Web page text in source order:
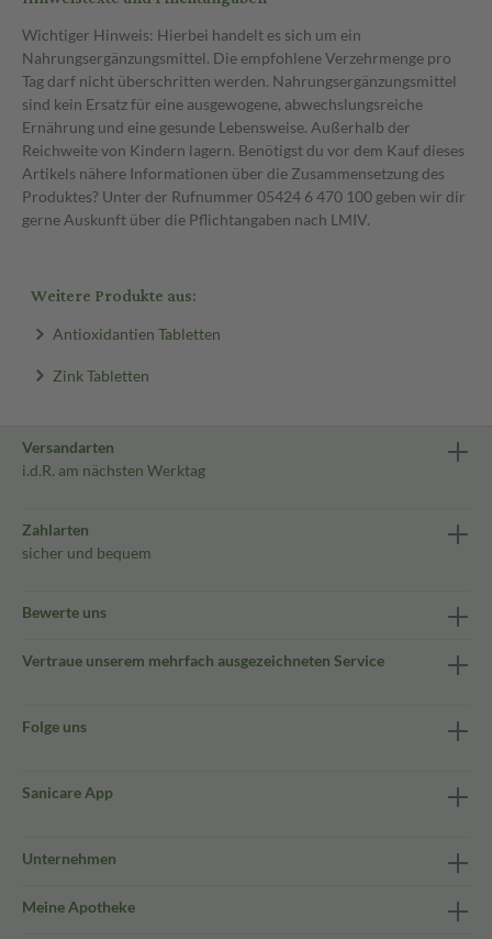
Wichtiger Hinweis: Hierbei handelt es sich um ein
Nahrungsergänzungsmittel. Die empfohlene Verzehrmenge pro
Tag darf nicht überschritten werden. Nahrungsergänzungsmittel
sind kein Ersatz für eine ausgewogene, abwechslungsreiche
Ernährung und eine gesunde Lebensweise. Außerhalb der
Reichweite von Kindern lagern. Benötigst du vor dem Kauf dieses
Artikels nähere Informationen über die Zusammensetzung des
Produktes? Unter der Rufnummer 05424 6 470 100 geben wir dir
gerne Auskunft über die Pflichtangaben nach LMIV.
Weitere Produkte aus:
Antioxidantien Tabletten
Zink Tabletten
Versandarten
i.d.R. am nächsten Werktag
Zahlarten
sicher und bequem
Bewerte uns
Vertraue unserem mehrfach ausgezeichneten Service
Folge uns
Sanicare App
Unternehmen
Meine Apotheke